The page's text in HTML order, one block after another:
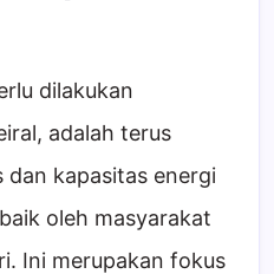
dilakukan
adalah terus
kapasitas energi
oleh masyarakat
Ini merupakan fokus